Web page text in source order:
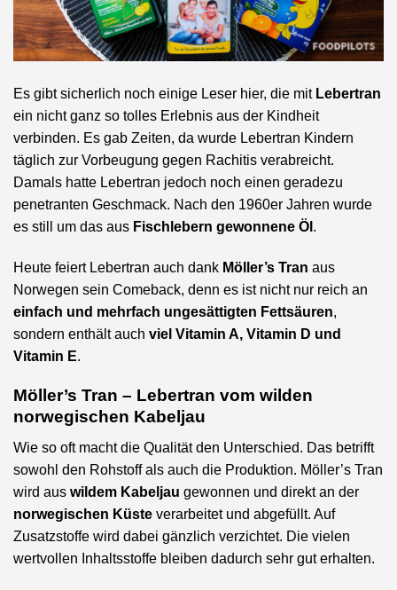
Es gibt sicherlich noch einige Leser hier, die mit Lebertran
ein nicht ganz so tolles Erlebnis aus der Kindheit
verbinden. Es gab Zeiten, da wurde Lebertran Kindern
täglich zur Vorbeugung gegen Rachitis verabreicht.
Damals hatte Lebertran jedoch noch einen geradezu
penetranten Geschmack. Nach den 1960er Jahren wurde
es still um das aus Fischlebern gewonnene Öl .
Heute feiert Lebertran auch dank Möller’s Tran aus
Norwegen sein Comeback, denn es ist nicht nur reich an
einfach und mehrfach ungesättigten Fettsäuren,
sondern enthält auch viel Vitamin A, Vitamin D und
Vitamin E.
Möller’s Tran – Lebertran vom wilden
norwegischen Kabeljau
Wie so oft macht die Qualität den Unterschied. Das betrifft
sowohl den Rohstoff als auch die Produktion. Möller’s Tran
wird aus wildem Kabeljau gewonnen und direkt an der
norwegischen Küste verarbeitet und abgefüllt. Auf
Zusatzstoffe wird dabei gänzlich verzichtet. Die vielen
wertvollen Inhaltsstoffe bleiben dadurch sehr gut erhalten.